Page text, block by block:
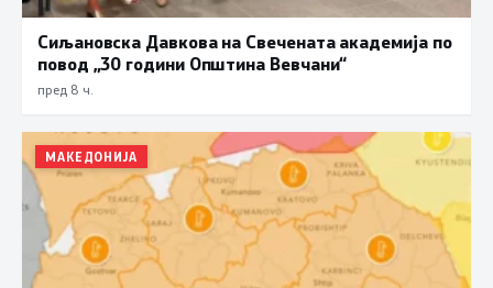
Сиљановска Давкова на Свечената академија по
повод „30 години Општина Вевчани“
пред 8 ч.
МАКЕДОНИЈА